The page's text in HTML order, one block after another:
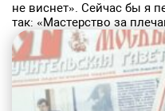
не виснет». Сейчас бы я
так: «Мастерство за